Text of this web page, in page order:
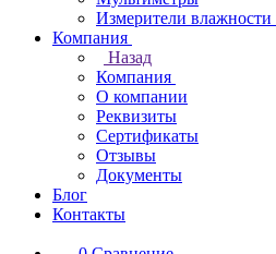
Измерители
Компания
Назад
Компания
О компании
Реквизиты
Сертификаты
Отзывы
Документы
Блог
Контакты